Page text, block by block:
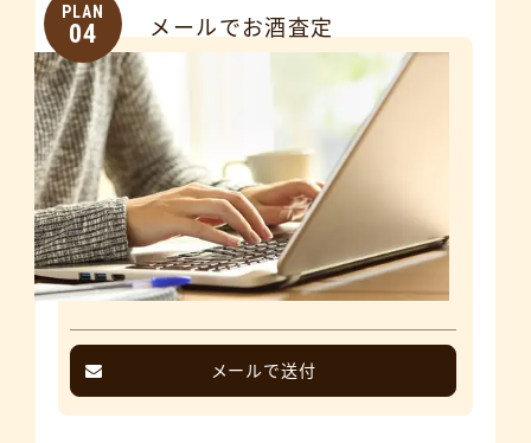
PLAN
04 メールでお酒査定
メールで送付